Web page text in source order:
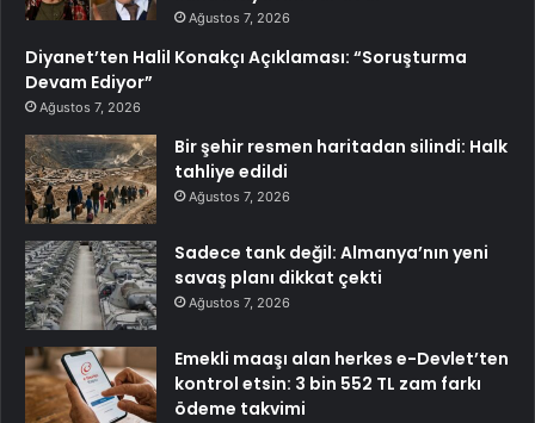
Ağustos 7, 2026
Diyanet’ten Halil Konakçı Açıklaması: “Soruşturma
Devam Ediyor”
Ağustos 7, 2026
Bir şehir resmen haritadan silindi: Halk
tahliye edildi
Ağustos 7, 2026
Sadece tank değil: Almanya’nın yeni
savaş planı dikkat çekti
Ağustos 7, 2026
Emekli maaşı alan herkes e-Devlet’ten
kontrol etsin: 3 bin 552 TL zam farkı
ödeme takvimi